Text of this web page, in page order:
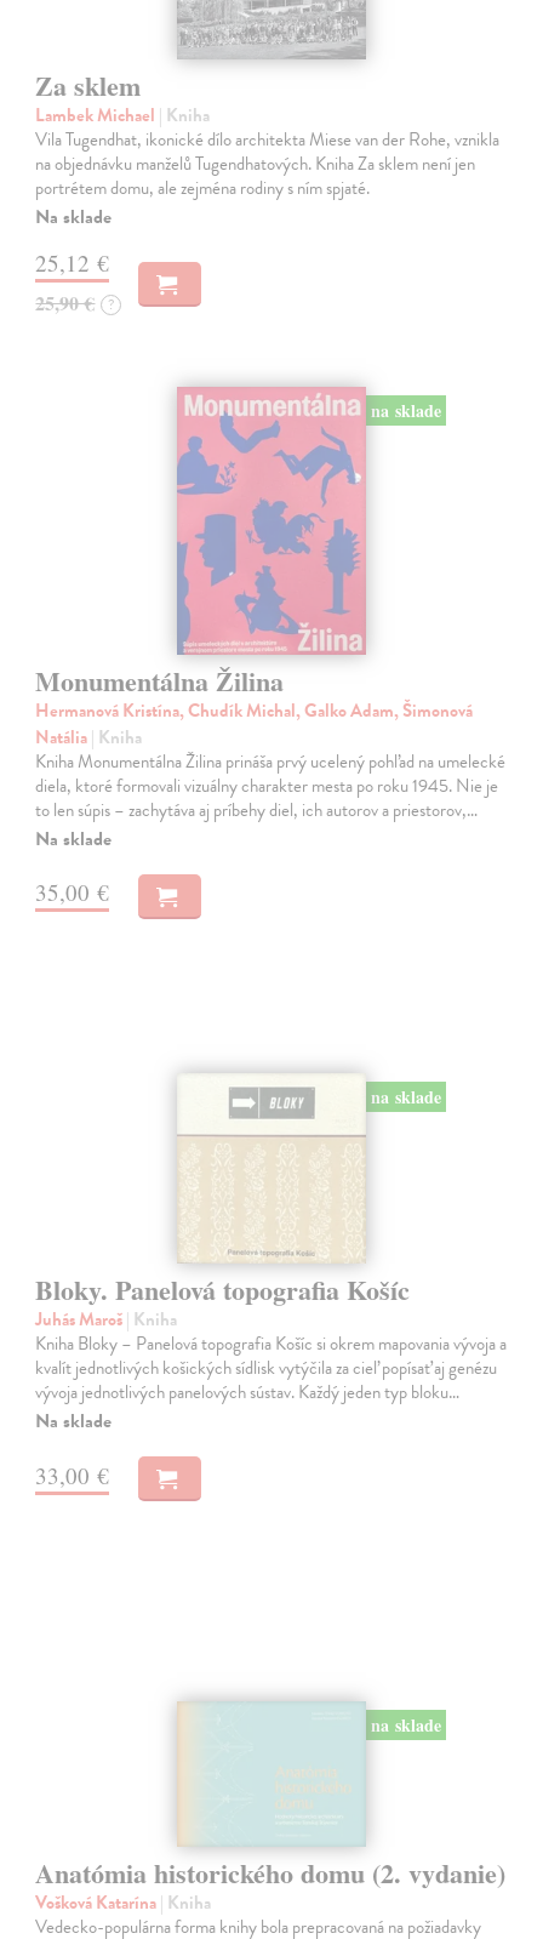
Za sklem
Lambek Michael | Kniha
Vila Tugendhat, ikonické dílo architekta Miese van der Rohe, vznikla
na objednávku manželů Tugendhatových. Kniha Za sklem není jen
portrétem domu, ale zejména rodiny s ním spjaté.
Na sklade
25,12 €
25,90 € ?
na sklade
Monumentálna Žilina
Hermanová Kristína, Chudík Michal, Galko Adam, Šimonová
Natália| Kniha
Kniha Monumentálna Žilina prináša prvý ucelený pohľad na umelecké
diela, ktoré formovali vizuálny charakter mesta po roku 1945. Nie je
to len súpis – zachytáva aj príbehy diel, ich autorov a priestorov,…
Na sklade
35,00 €
na sklade
Bloky. Panelová topografia Košíc
Juhás Maroš| Kniha
Kniha Bloky – Panelová topografia Košíc si okrem mapovania vývoja a
kvalít jednotlivých košických sídlisk vytýčila za cieľ popísať aj genézu
vývoja jednotlivých panelových sústav. Každý jeden typ bloku…
Na sklade
33,00 €
na sklade
Anatómia historického domu (2. vydanie)
Vošková Katarína| Kniha
Vedecko-populárna forma knihy bola prepracovaná na požiadavky